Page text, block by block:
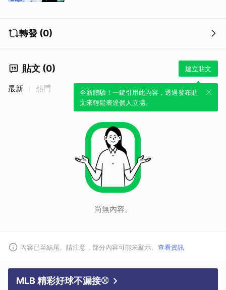
轉發 (0)
貼文 (0) 建立貼文
全新體驗！一鍵引用此內容，透過發布貼
文來輕鬆表達個人立場。
最新 熱門
尚無內容。
內容已至結尾。請注意，部分內容可能未顯示。 查看資訊
MLB 精彩好球不漏接⚾